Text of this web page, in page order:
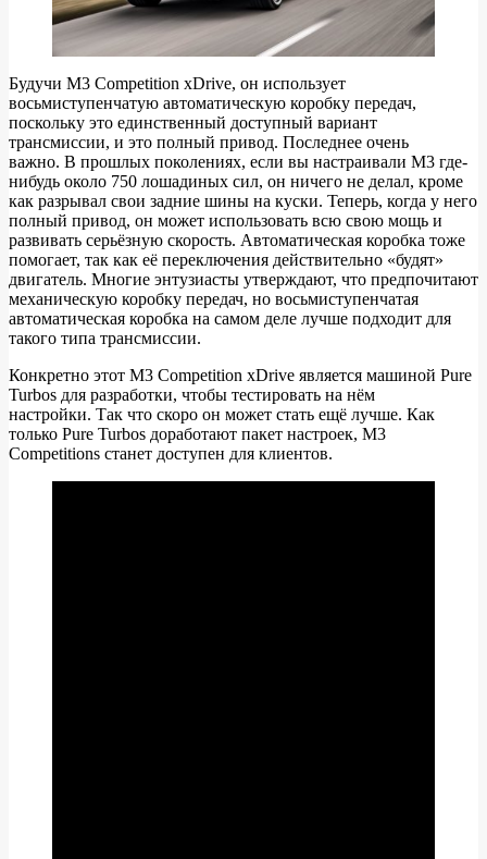
Будучи M3 Competition xDrive, он использует
восьмиступенчатую автоматическую коробку передач,
поскольку это единственный доступный вариант
трансмиссии, и это полный привод. Последнее очень
важно. В прошлых поколениях, если вы настраивали M3 где-
нибудь около 750 лошадиных сил, он ничего не делал, кроме
как разрывал свои задние шины на куски. Теперь, когда у него
полный привод, он может использовать всю свою мощь и
развивать серьёзную скорость. Автоматическая коробка тоже
помогает, так как её переключения действительно «будят»
двигатель. Многие энтузиасты утверждают, что предпочитают
механическую коробку передач, но восьмиступенчатая
автоматическая коробка на самом деле лучше подходит для
такого типа трансмиссии.
Конкретно этот M3 Competition xDrive является машиной Pure
Turbos для разработки, чтобы тестировать на нём
настройки. Так что скоро он может стать ещё лучше. Как
только Pure Turbos доработают пакет настроек, M3
Competitions станет доступен для клиентов.